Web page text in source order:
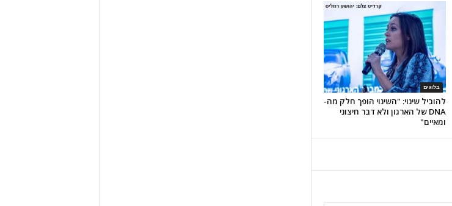
בלוגים
להוביל שינוי: "השינוי הופך חלק מה-
DNA של הארגון ולא דבר חיצוני
ומאיים"